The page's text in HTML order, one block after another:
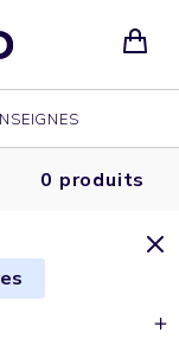
0 produits